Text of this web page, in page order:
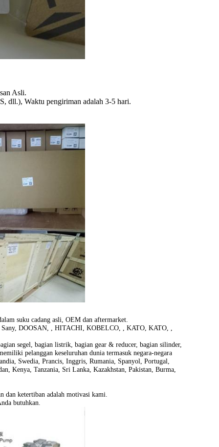
Asli.
dll.), Waktu pengiriman adalah 3-5 hari.
suku cadang asli, OEM dan aftermarket.
DOOSAN, , HITACHI, KOBELCO, , KATO, KATO, ,
segel, bagian listrik, bagian gear & reducer, bagian silinder,
pelanggan keseluruhan dunia termasuk negara-negara
Swedia, Prancis, Inggris, Rumania, Spanyol, Portugal,
Kenya, Tanzania, Sri Lanka, Kazakhstan, Pakistan, Burma,
dan ketertiban adalah motivasi kami.
butuhkan.